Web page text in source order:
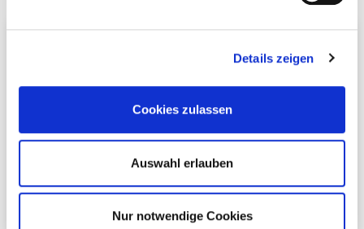
Details zeigen
Cookies zulassen
Auswahl erlauben
Nur notwendige Cookies
L
Lehrgänge